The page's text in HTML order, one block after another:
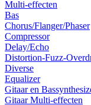
Multi-effecten
Bas
Chorus/Flanger/Phaser
Compressor
Delay/Echo
Distortion-Fuzz-
Diverse
Equalizer
Gitaar en
Gitaar Multi-effecten